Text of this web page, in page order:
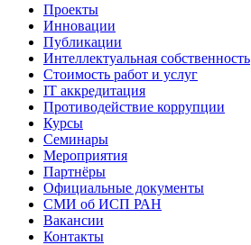
Проекты
Инновации
Публикации
Интеллектуальная собственность
Стоимость работ и услуг
IT аккредитация
Противодействие коррупции
Курсы
Семинары
Мероприятия
Партнёры
Официальные документы
СМИ об ИСП РАН
Вакансии
Контакты